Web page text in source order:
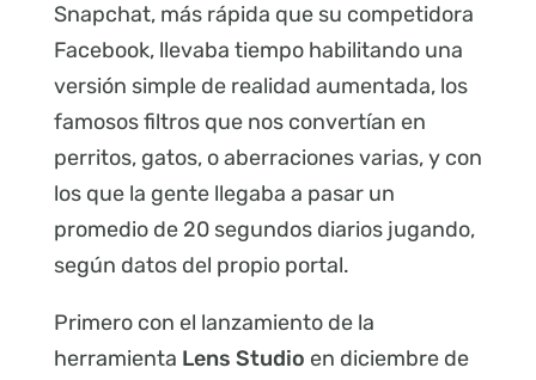
Snapchat, más rápida que su competidora
Facebook, llevaba tiempo habilitando una
versión simple de realidad aumentada, los
famosos filtros que nos convertían en
perritos, gatos, o aberraciones varias, y con
los que la gente llegaba a pasar un
promedio de 20 segundos diarios jugando,
según datos del propio portal.
Primero con el lanzamiento de la
herramienta Lens Studio en diciembre de